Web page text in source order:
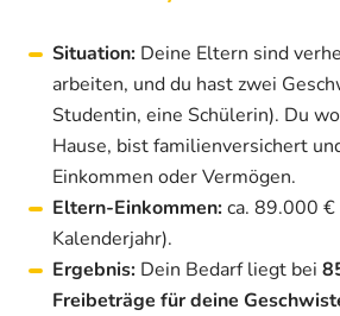
Situation: Deine Eltern sind
arbeiten, und du hast zwei
Studentin, eine Schülerin). Du
Hause, bist familienversichert
Einkommen oder Vermögen.
Eltern-Einkommen:ca. 89.000
Kalenderjahr).
Ergebnis: Dein Bedarf liegt bei
Freibeträge für deine